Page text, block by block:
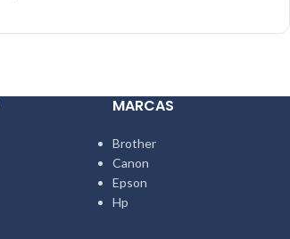
Hasta 3100 páginas
WhatsApp: 51 991 864 930
MARCAS
Brother
Canon
Epson
Hp